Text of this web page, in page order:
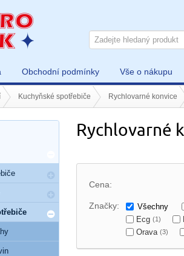
Obchodní podmínky Vše o nákupu
Kuchyňské spotřebiče Rychlovarné konvice
Rychlovarné
Cena:
Značky:
Všechny
Ecg (1)
Orava (3)